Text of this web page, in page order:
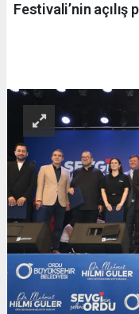
Festivali’nin açılış